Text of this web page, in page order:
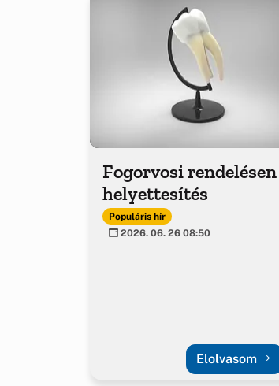
Fogorvosi rendelésen
helyettesítés
Populáris hír
2026. 06. 26 08:50
Elolvasom